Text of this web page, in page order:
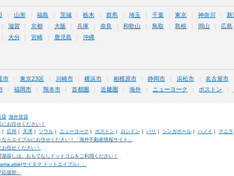
山形 福島 茨城 栃木 群馬 埼玉 千葉 東京 神奈川 新
滋賀 京都 大阪 兵庫 奈良 和歌山 鳥取 島根 岡山 広島
大分 宮崎 鹿児島 沖縄
市 東京23区 川崎市 横浜市 相模原市 静岡市 浜松市 名古屋市
福岡市 熊本市 首都圏 近畿圏 海外 ニューヨーク ボストン
貸 海外賃貸
お任せください！
広州 天津｜ ソウル｜ ニューヨーク ボストン ロンドン パリ シンガポール｜ ハノイ マニラ
らエイブルにお任せください！「海外不動産情報サイト」
任せください！
探しは、おもてなしドットコムをご利用ください！
サイタマ ドットエイブル）」
援部」